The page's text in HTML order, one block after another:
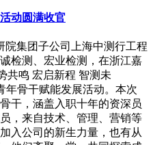
动圆满收官
院集团子公司上海中测行工程
检测、宏业检测，在浙江嘉
共鸣 宏启新程 智测未
骨干赋能发展活动。本次
干，涵盖入职十年的资深员
，来自技术、管理、营销等
入公司的新生力量，也有从